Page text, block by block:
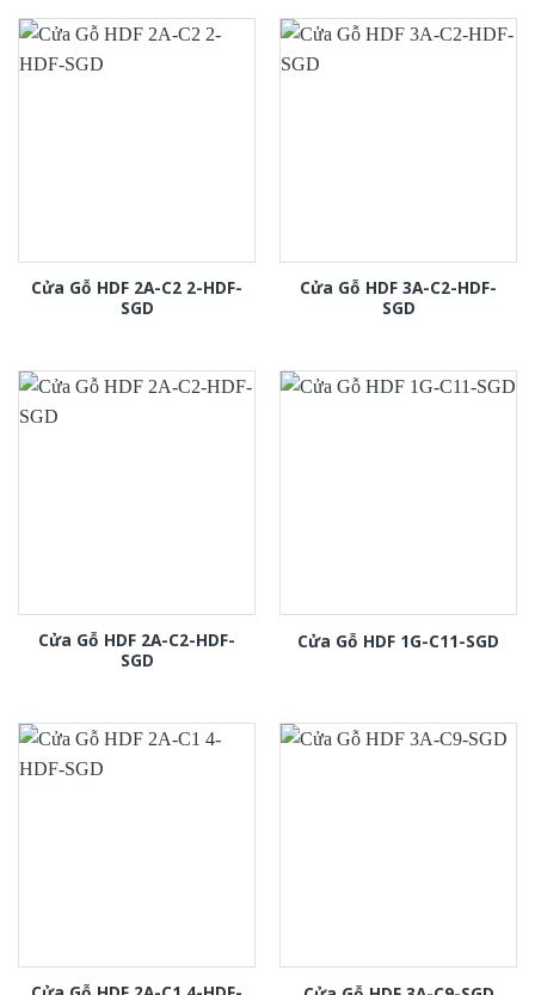
Cửa Gỗ HDF 2A-C2 2-HDF-
SGD
Cửa Gỗ HDF 3A-C2-HDF-
SGD
Cửa Gỗ HDF 2A-C2-HDF-
SGD
Cửa Gỗ HDF 1G-C11-SGD